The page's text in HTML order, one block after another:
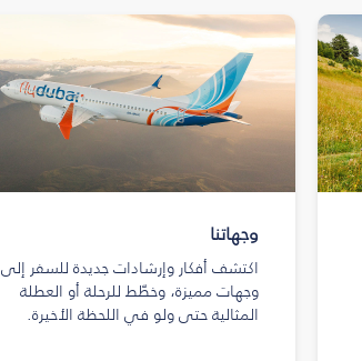
وجهاتنا
اكتشف أفكار وإرشادات جديدة للسفر إلى
وجهات مميزة، وخطّط للرحلة أو العطلة
المثالية حتى ولو في اللحظة الأخيرة.